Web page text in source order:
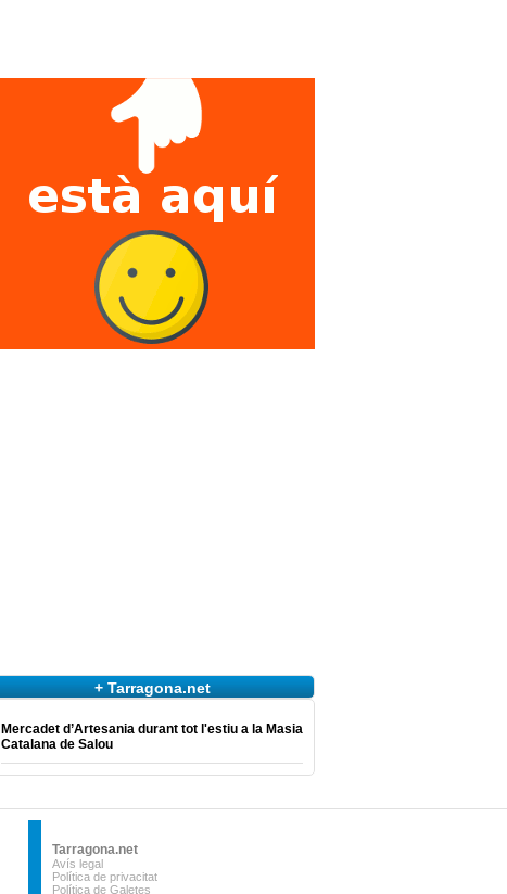
+ Tarragona.net
Mercadet d’Artesania durant tot l'estiu a la Masia
Catalana de Salou
Tarragona.net
Avís legal
Política de privacitat
Política de Galetes